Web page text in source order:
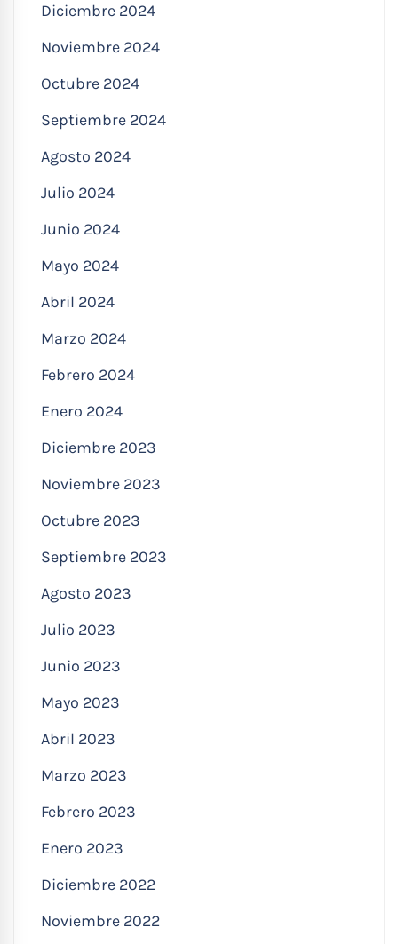
Diciembre 2024
Noviembre 2024
Octubre 2024
Septiembre 2024
Agosto 2024
Julio 2024
Junio 2024
Mayo 2024
Abril 2024
Marzo 2024
Febrero 2024
Enero 2024
Diciembre 2023
Noviembre 2023
Octubre 2023
Septiembre 2023
Agosto 2023
Julio 2023
Junio 2023
Mayo 2023
Abril 2023
Marzo 2023
Febrero 2023
Enero 2023
Diciembre 2022
Noviembre 2022